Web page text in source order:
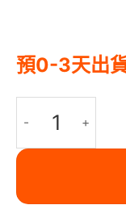
預0-3天出